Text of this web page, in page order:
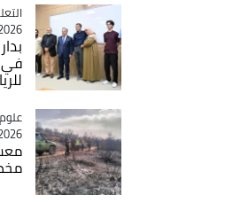
18:03
في
14:04